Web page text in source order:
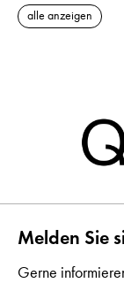
alle anzeigen
Melden Sie
Gerne